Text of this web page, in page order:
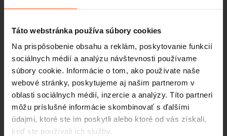
Táto webstránka používa súbory cookies
Na prispôsobenie obsahu a reklám, poskytovanie funkcií
sociálnych médií a analýzu návštevnosti používame
súbory cookie. Informácie o tom, ako používate naše
webové stránky, poskytujeme aj našim partnerom v
oblasti sociálnych médií, inzercie a analýzy. Títo partneri
môžu príslušné informácie skombinovať s ďalšími
údajmi, ktoré ste im poskytli alebo ktoré od vás získali,
keď ste používali ich služby.
Seattle – Popup park